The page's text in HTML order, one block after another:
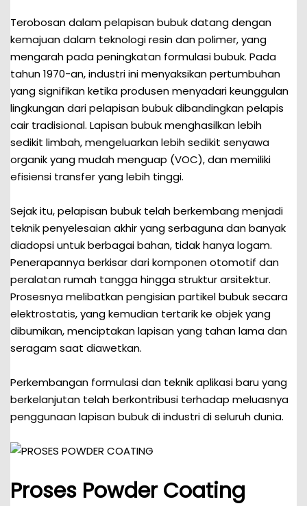
Terobosan dalam pelapisan bubuk datang dengan
kemajuan dalam teknologi resin dan polimer, yang
mengarah pada peningkatan formulasi bubuk. Pada
tahun 1970-an, industri ini menyaksikan pertumbuhan
yang signifikan ketika produsen menyadari keunggulan
lingkungan dari pelapisan bubuk dibandingkan pelapis
cair tradisional. Lapisan bubuk menghasilkan lebih
sedikit limbah, mengeluarkan lebih sedikit senyawa
organik yang mudah menguap (VOC), dan memiliki
efisiensi transfer yang lebih tinggi.
Sejak itu, pelapisan bubuk telah berkembang menjadi
teknik penyelesaian akhir yang serbaguna dan banyak
diadopsi untuk berbagai bahan, tidak hanya logam.
Penerapannya berkisar dari komponen otomotif dan
peralatan rumah tangga hingga struktur arsitektur.
Prosesnya melibatkan pengisian partikel bubuk secara
elektrostatis, yang kemudian tertarik ke objek yang
dibumikan, menciptakan lapisan yang tahan lama dan
seragam saat diawetkan.
Perkembangan formulasi dan teknik aplikasi baru yang
berkelanjutan telah berkontribusi terhadap meluasnya
penggunaan lapisan bubuk di industri di seluruh dunia.
Proses Powder Coating